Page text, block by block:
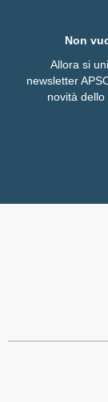
Non
Allora si
newsletter
novità